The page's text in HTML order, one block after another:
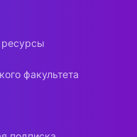
факультета